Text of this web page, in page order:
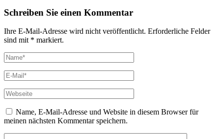
Schreiben Sie einen Kommentar
Ihre E-Mail-Adresse wird nicht veröffentlicht. Erforderliche Felder
sind mit * markiert.
Name, E-Mail-Adresse und Website in diesem Browser für
meinen nächsten Kommentar speichern.